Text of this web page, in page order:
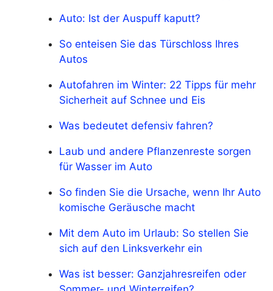
Auto: Ist der Auspuff kaputt?
So enteisen Sie das Türschloss Ihres
Autos
Autofahren im Winter: 22 Tipps für mehr
Sicherheit auf Schnee und Eis
Was bedeutet defensiv fahren?
Laub und andere Pflanzenreste sorgen
für Wasser im Auto
So finden Sie die Ursache, wenn Ihr Auto
komische Geräusche macht
Mit dem Auto im Urlaub: So stellen Sie
sich auf den Linksverkehr ein
Was ist besser: Ganzjahresreifen oder